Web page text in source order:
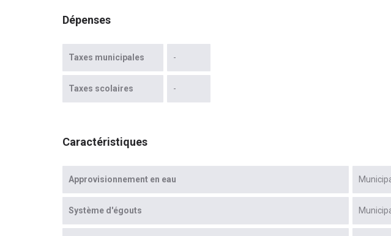
Dépenses
Taxes municipales -
Taxes scolaires -
Caractéristiques
Approvisionnement en eau
Système d'égouts